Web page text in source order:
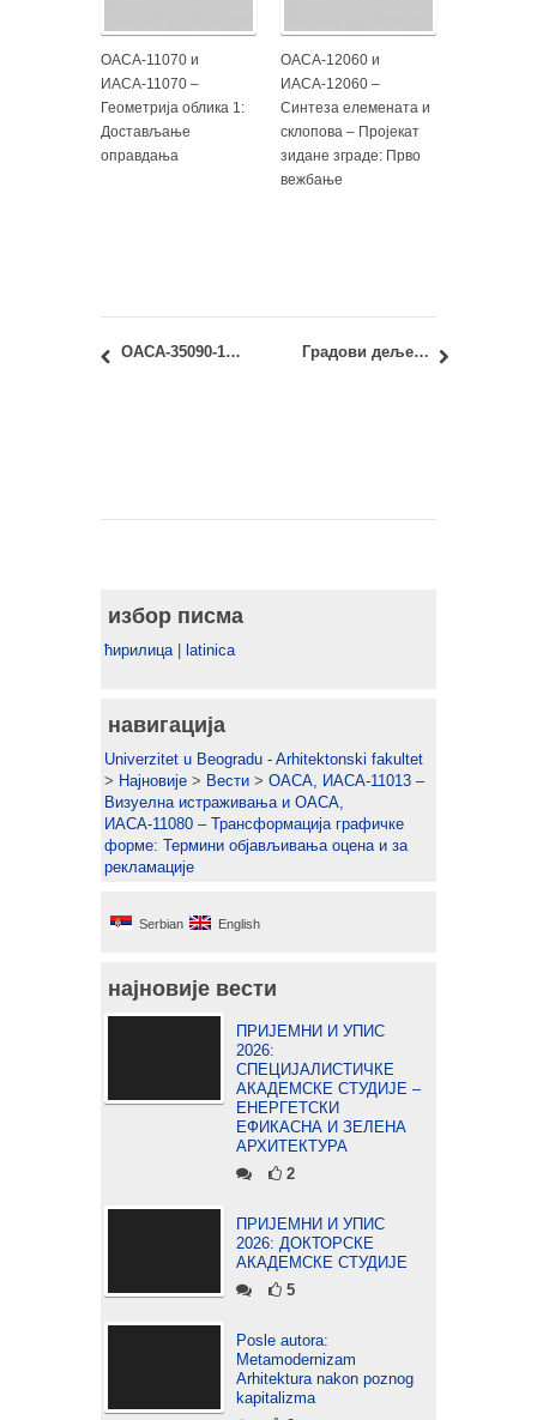
ОАСА-11070 и
ИАСА-11070 –
Геометрија облика 1:
Достављање
оправдања
ОАСА-12060 и
ИАСА-12060 –
Синтеза елемената и
склопова – Пројекат
зидане зграде: Прво
вежбање
ОАСА-35090-12 и ИАСА-35090-12 – Еколошки аспекти пројектовања и грађења: Поени, упутство за колоквијуме и семинарски рад, предаја колоквијума Градови дељења: креативни подстицај – отворени позив за пројекат Урбано чвориште 1
избор писма
ћирилица| latinica
навигација
Univerzitet u Beogradu - Arhitektonski fakultet
> Најновије > Вести > ОАСА, ИАСА-11013 –
Визуелна истраживања и ОАСА,
ИАСА-11080 – Трансформација графичке
форме: Термини објављивања оцена и за
рекламације
Serbian English
најновије вести
ПРИЈЕМНИ И УПИС
2026:
СПЕЦИЈАЛИСТИЧКЕ
АКАДЕМСКЕ СТУДИЈЕ –
ЕНЕРГЕТСКИ
ЕФИКАСНА И ЗЕЛЕНА
АРХИТЕКТУРА
2
ПРИЈЕМНИ И УПИС
2026: ДОКТОРСКЕ
АКАДЕМСКЕ СТУДИЈЕ
5
Posle autora:
Metamodernizam
Arhitektura nakon poznog
kapitalizma